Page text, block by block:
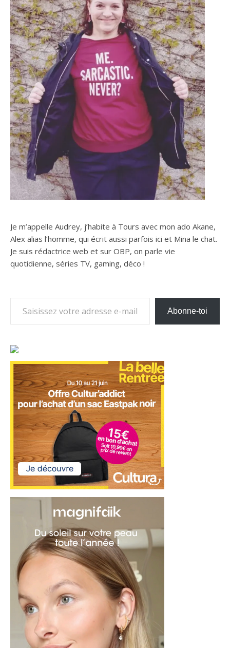
Je m’appelle Audrey, j’habite à Tours avec mon ado Akane,
Alex alias l’homme, qui écrit aussi parfois ici et Mina le chat.
Je suis rédactrice web et sur OBP, on parle vie
quotidienne, séries TV, gaming, déco !
Abonne-toi